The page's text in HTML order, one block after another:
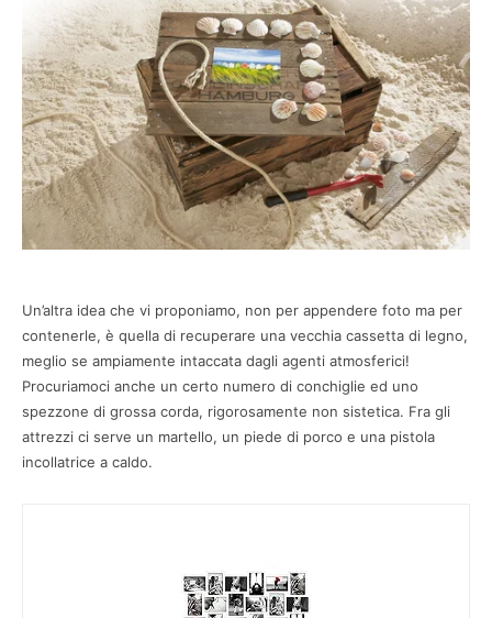
Un’altra idea che vi proponiamo, non per appendere foto ma per
contenerle, è quella di recuperare una vecchia cassetta di legno,
meglio se ampiamente intaccata dagli agenti atmosferici!
Procuriamoci anche un certo numero di conchiglie ed uno
spezzone di grossa corda, rigorosamente non sistetica. Fra gli
attrezzi ci serve un martello, un piede di porco e una pistola
incollatrice a caldo.